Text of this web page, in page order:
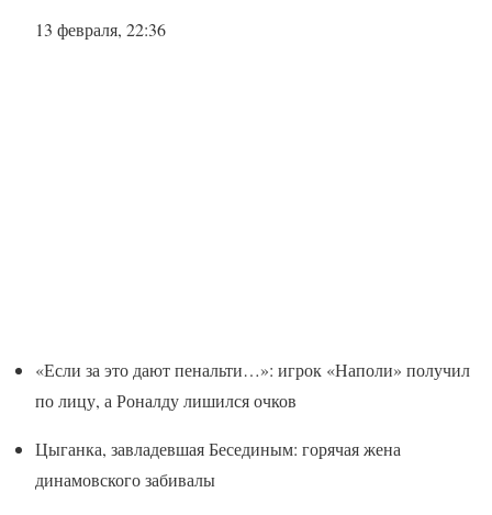
13 февраля, 22:36
«Если за это дают пенальти…»: игрок «Наполи» получил
по лицу, а Роналду лишился очков
Цыганка, завладевшая Бесединым: горячая жена
динамовского забивалы